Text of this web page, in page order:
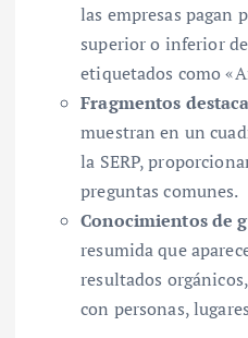
las empresas pagan
superior o inferior
etiquetados como
Fragmentos
muestran en un
la SERP,
preguntas comunes.
Conocimientos de
resumida que
resultados
con personas,